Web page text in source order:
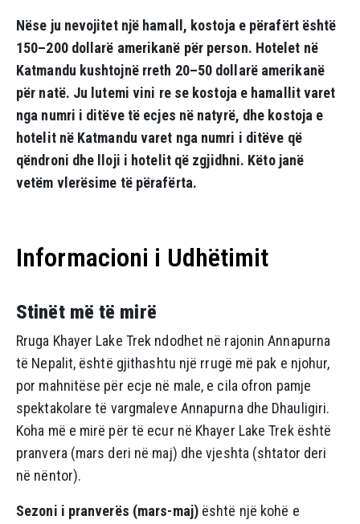
Nëse ju nevojitet një hamall, kostoja e përafërt është
150–200 dollarë amerikanë për person. Hotelet në
Katmandu kushtojnë rreth 20–50 dollarë amerikanë
për natë. Ju lutemi vini re se kostoja e hamallit varet
nga numri i ditëve të ecjes në natyrë, dhe kostoja e
hotelit në Katmandu varet nga numri i ditëve që
qëndroni dhe lloji i hotelit që zgjidhni. Këto janë
vetëm vlerësime të përafërta.
Informacioni i Udhëtimit
Stinët më të mirë
Rruga Khayer Lake Trek ndodhet në rajonin Annapurna
të Nepalit, është gjithashtu një rrugë më pak e njohur,
por mahnitëse për ecje në male, e cila ofron pamje
spektakolare të vargmaleve Annapurna dhe Dhauligiri.
Koha më e mirë për të ecur në Khayer Lake Trek është
pranvera (mars deri në maj) dhe vjeshta (shtator deri
në nëntor).
Sezoni i pranverës (mars-maj)është një kohë e